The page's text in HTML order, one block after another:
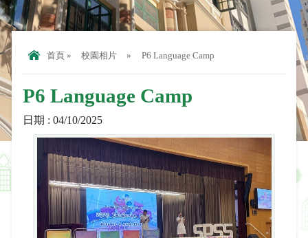
首頁 » 校園相片 » P6 Language Camp
P6 Language Camp
日期 : 04/10/2025